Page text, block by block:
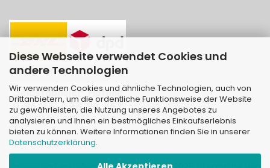
Diese Webseite verwendet Cookies und
andere Technologien
Wir verwenden Cookies und ähnliche Technologien, auch von
Drittanbietern, um die ordentliche Funktionsweise der Website
zu gewährleisten, die Nutzung unseres Angebotes zu
analysieren und Ihnen ein bestmögliches Einkaufserlebnis
bieten zu können. Weitere Informationen finden Sie in unserer
Datenschutzerklärung.